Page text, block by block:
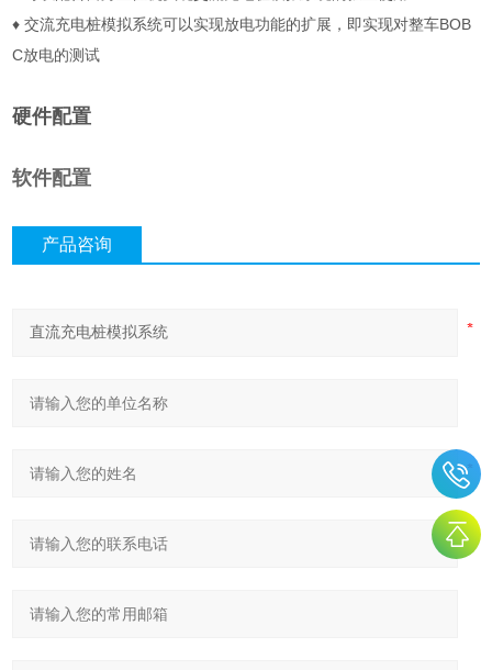
♦ 交流充电桩模拟系统可以实现放电功能的扩展，即实现对整车BOB
C放电的测试
硬件配置
软件配置
产品咨询